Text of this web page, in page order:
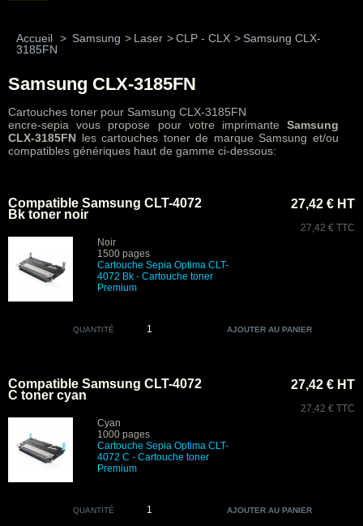
Accueil > Samsung > Laser >CLP - CLX > Samsung CLX-
3185FN
Samsung CLX-3185FN
Cartouches toner pour Samsung CLX-3185FN
encre-sepia vous propose pour votre imprimante Samsung
CLX-3185FN les cartouches toner de marque Samsung et/ou
compatibles génériques haut de gamme ci-dessous:
Compatible Samsung CLT-4072
Bk toner noir
Noir
1500 pages
Cartouche Sepia Optima CLT-
4072 Bk - Cartouche toner
Premium
27,42 € HT
27,42 € TTC
QUANTITÉ
Compatible Samsung CLT-4072
C toner cyan
Cyan
1000 pages
Cartouche Sepia Optima CLT-
4072 C - Cartouche toner
Premium
27,42 € HT
27,42 € TTC
QUANTITÉ